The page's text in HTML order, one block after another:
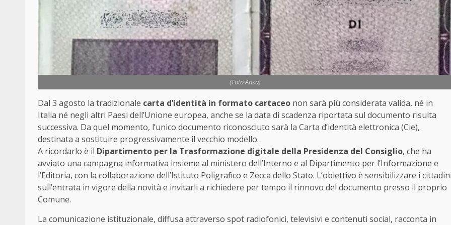
(Foto Ansa)
Dal 3 agosto la tradizionale carta d’identità in formato cartaceo non sarà più considerata valida, né in
Italia né negli altri Paesi dell’Unione europea, anche se la data di scadenza riportata sul documento risulta
successiva. Da quel momento, l’unico documento riconosciuto sarà la Carta d’identità elettronica (Cie),
destinata a sostituire progressivamente il vecchio modello.
A ricordarlo è il Dipartimento per la Trasformazione digitale della Presidenza del Consiglio, che ha
avviato una campagna informativa insieme al ministero dell’Interno e al Dipartimento per l’Informazione e
l’Editoria, con la collaborazione dell’Istituto Poligrafico e Zecca dello Stato. L’obiettivo è sensibilizzare i
sull’entrata in vigore della novità e invitarli a richiedere per tempo il rinnovo del documento presso il proprio
Comune.
La comunicazione istituzionale, diffusa attraverso spot radiofonici, televisivi e contenuti social, racconta in